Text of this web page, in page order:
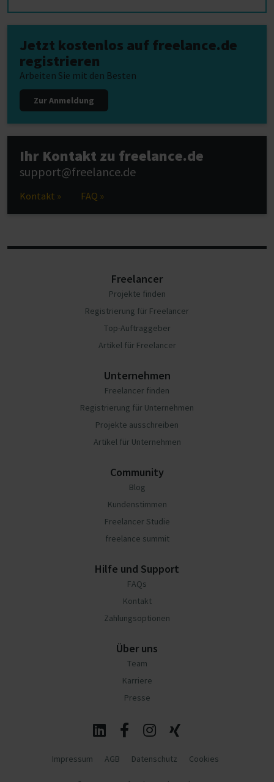
Jetzt kostenlos auf freelance.de
registrieren
Arbeiten Sie mit den Besten
Zur Anmeldung
Ihr Kontakt zu freelance.de
support@freelance.de
Kontakt » FAQ »
Freelancer
Projekte finden
Registrierung für Freelancer
Top-Auftraggeber
Artikel für Freelancer
Unternehmen
Freelancer finden
Registrierung für Unternehmen
Projekte ausschreiben
Artikel für Unternehmen
Community
Blog
Kundenstimmen
Freelancer Studie
freelance summit
Hilfe und Support
FAQs
Kontakt
Zahlungsoptionen
Über uns
Team
Karriere
Presse
Impressum AGB Datenschutz Cookies